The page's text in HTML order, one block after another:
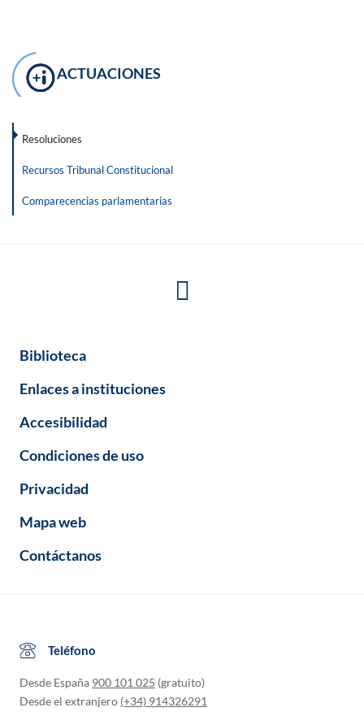
ACTUACIONES
Resoluciones
Recursos Tribunal Constitucional
Comparecencias parlamentarias
Biblioteca
Enlaces a instituciones
Accesibilidad
Condiciones de uso
Privacidad
Mapa web
Contáctanos
Teléfono
Desde España 900 101 025 (gratuito)
Desde el extranjero (+34) 914326291